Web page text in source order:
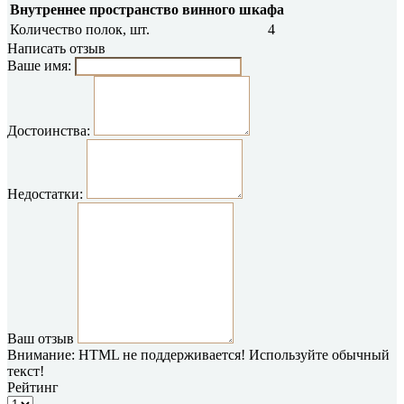
Внутреннее пространство винного шкафа
Количество полок, шт.
4
Написать отзыв
Ваше имя:
Достоинства:
Недостатки:
Ваш отзыв
Внимание: HTML не поддерживается! Используйте обычный
текст!
Рейтинг